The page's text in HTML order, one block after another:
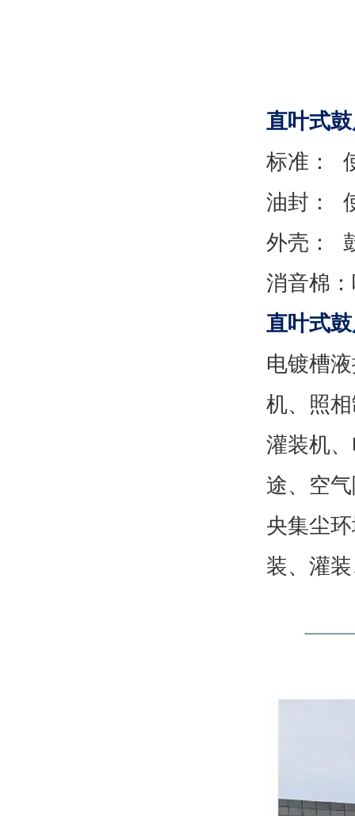
直叶式
标准：
油封：
外壳：
消音棉
直叶式
电镀槽
机、照
灌装机
途、空
央集尘
装、灌